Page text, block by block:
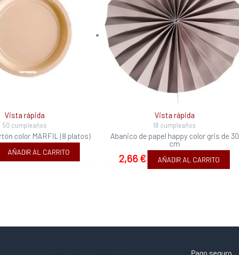
Vista rápida
50 cumpleaños
color MARFIL (8 platos)
AÑADIR AL CARRITO
Vista rápida
18 cumpleaños
Abanico de papel happy color gris de 30
cm
2,66 € AÑADIR AL CARRITO
Pago seguro